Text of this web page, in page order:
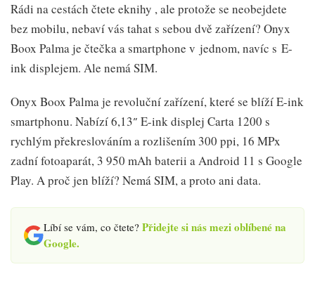
Rádi na cestách čtete eknihy , ale protože se neobejdete
bez mobilu, nebaví vás tahat s sebou dvě zařízení? Onyx
Boox Palma je čtečka a smartphone v jednom, navíc s E-
ink displejem. Ale nemá SIM.
Onyx Boox Palma je revoluční zařízení, které se blíží E-ink
smartphonu. Nabízí 6,13″ E-ink displej Carta 1200 s
rychlým překreslováním a rozlišením 300 ppi, 16 MPx
zadní fotoaparát, 3 950 mAh baterii a Android 11 s Google
Play. A proč jen blíží? Nemá SIM, a proto ani data.
Líbí se vám, co čtete? Přidejte si nás mezi oblíbené na
Google.